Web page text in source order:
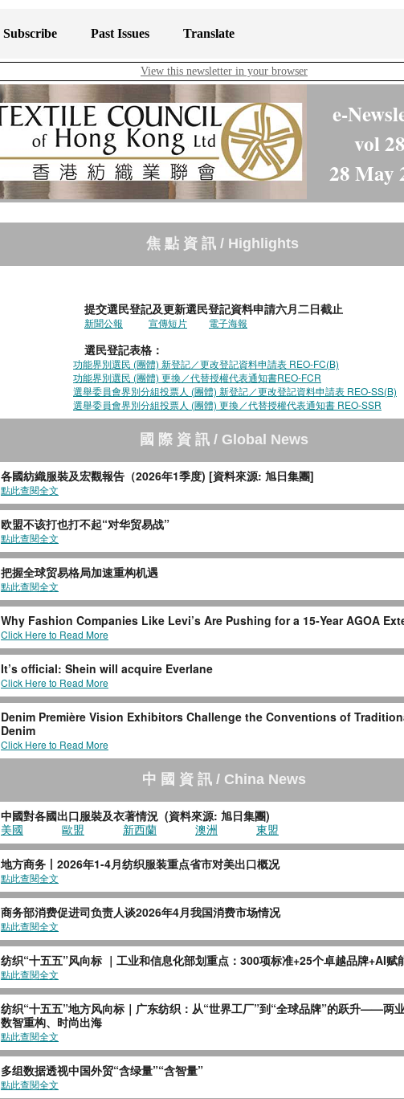
Subscribe Past Issues Translate
View this newsletter in your browser
e-
vol
28 May
焦 點 資 訊 / Highlights
提交選民登記及更新選民登記資料申請六月二日截止
新聞公報 宣傳短片 電子海報
選民登記表格：
功能界別選民 (團體) 新登記／更改登記資料申請表 REO-FC(B)
功能界別選民 (團體) 更換／代替授權代表通知書REO-FCR
選舉委員會界別分組投票人 (團體) 新登記／更改登記資料申請表 REO-SS(B)
選舉委員會界別分組投票人 (團體) 更換／代替授權代表通知書 REO-SSR
國 際 資 訊 / Global News
各國紡織服裝及宏觀報告（2026年1季度) [資料來源: 旭日集團]
點此查閱全文
欧盟不该打也打不起“对华贸易战”
點此查閱全文
把握全球贸易格局加速重构机遇
點此查閱全文
Why Fashion Companies Like Levi’s Are Pushing for a 15‑Year AGOA
Click Here to Read More
It’s official: Shein will acquire Everlane
Click Here to Read More
Denim Première Vision Exhibitors Challenge the Conventions of
Denim
Click Here to Read More
中 國 資 訊 / China News
中國對各國出口服裝及衣著情況 (資料來源: 旭日集團)
美國
歐盟 新西蘭 澳洲 東盟
地方商务丨2026年1-4月纺织服装重点省市对美出口概况
點此查閱全文
商务部消费促进司负责人谈2026年4月我国消费市场情况
點此查閱全文
纺织“十五五”风向标 ｜工业和信息化部划重点：300项标准+25个卓越品牌+AI赋
點此查閱全文
纺织“十五五”地方风向标｜广东纺织：从“世界工厂”到“全球品牌”的跃升——两业
数智重构、时尚出海
點此查閱全文
多组数据透视中国外贸“含绿量”“含智量”
點此查閱全文